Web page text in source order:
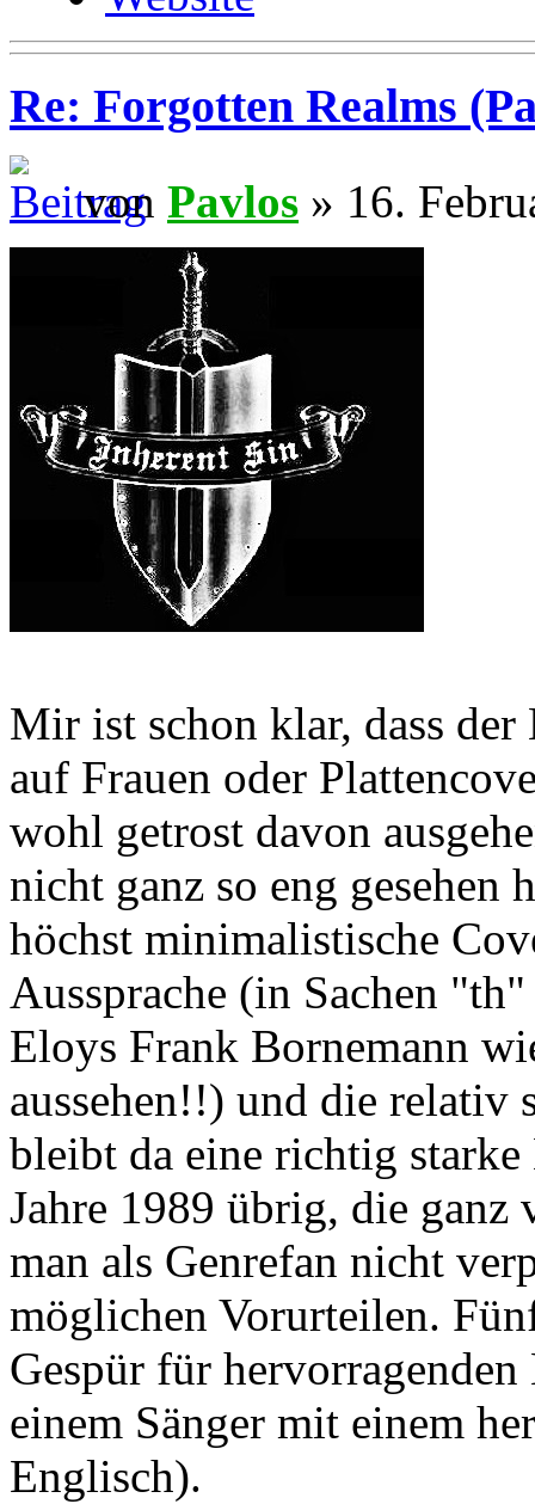
Re: Forgotten Realms
von Pavlos » 16.
Mir ist schon klar, dass
auf Frauen oder
wohl getrost davon
nicht ganz so eng gesehen
höchst minimalistische
Aussprache (in Sachen
Eloys Frank Bornemann
aussehen!!) und die relativ
bleibt da eine richtig
Jahre 1989 übrig, die
man als Genrefan nicht
möglichen Vorurteilen.
Gespür für
einem Sänger mit einem
Englisch).